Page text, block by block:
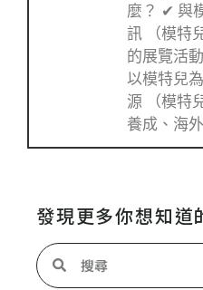
麼？ ✔ 與
訊 （模特
的展覽活
以模特兒
源 （模特
養成、海
發現更多你想知道